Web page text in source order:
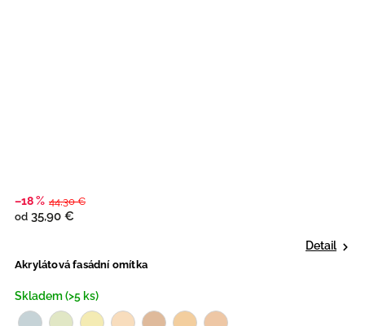
Akrylátová fasádní omítka
Skladem (>5 ks)
–18 % 44,30 €
od 35,90 €
Detail